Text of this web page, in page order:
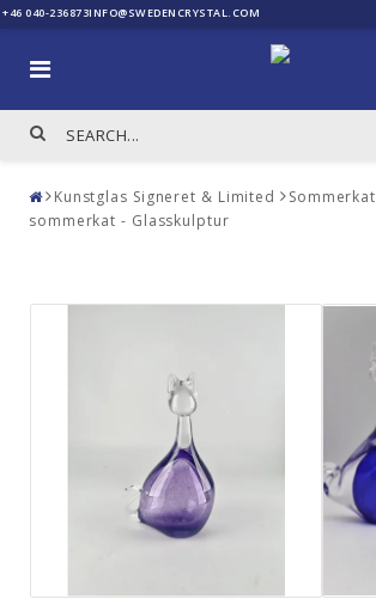
+46 040-236873INFO@SWEDENCRYSTAL.COM
Kunstglas Signeret & Limited Sommerkat
sommerkat - Glasskulptur